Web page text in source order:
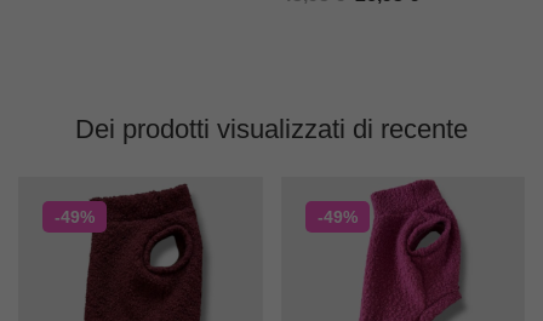
Dei prodotti visualizzati di recente
-49% -49%